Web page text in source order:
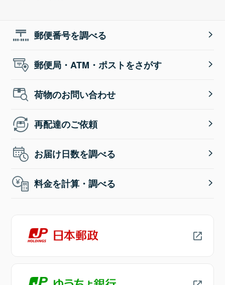
郵便番号を調べる
郵便局・ATM・ポストをさがす
荷物のお問い合わせ
再配達のご依頼
お届け日数を調べる
料金を計算・調べる